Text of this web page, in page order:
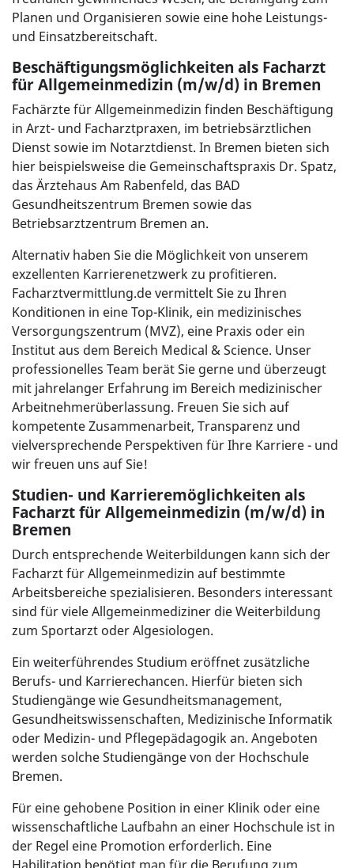
Planen und Organisieren sowie eine hohe Leistungs-
und Einsatzbereitschaft.
Beschäftigungsmöglichkeiten als Facharzt
für Allgemeinmedizin (m/w/d) in Bremen
Fachärzte für Allgemeinmedizin finden Beschäftigung
in Arzt- und Facharztpraxen, im betriebsärztlichen
Dienst sowie im Notarztdienst. In Bremen bieten sich
hier beispielsweise die Gemeinschaftspraxis Dr. Spatz,
das Ärztehaus Am Rabenfeld, das BAD
Gesundheitszentrum Bremen sowie das
Betriebsarztzentrum Bremen an.
Alternativ haben Sie die Möglichkeit von unserem
exzellenten Karrierenetzwerk zu profitieren.
Facharztvermittlung.de vermittelt Sie zu Ihren
Konditionen in eine Top-Klinik, ein medizinisches
Versorgungszentrum (MVZ), eine Praxis oder ein
Institut aus dem Bereich Medical & Science. Unser
professionelles Team berät Sie gerne und überzeugt
mit jahrelanger Erfahrung im Bereich medizinischer
Arbeitnehmerüberlassung. Freuen Sie sich auf
kompetente Zusammenarbeit, Transparenz und
vielversprechende Perspektiven für Ihre Karriere - und
wir freuen uns auf Sie!
Studien- und Karrieremöglichkeiten als
Facharzt für Allgemeinmedizin (m/w/d) in
Bremen
Durch entsprechende Weiterbildungen kann sich der
Facharzt für Allgemeinmedizin auf bestimmte
Arbeitsbereiche spezialisieren. Besonders interessant
sind für viele Allgemeinmediziner die Weiterbildung
zum Sportarzt oder Algesiologen.
Ein weiterführendes Studium eröffnet zusätzliche
Berufs- und Karrierechancen. Hierfür bieten sich
Studiengänge wie Gesundheitsmanagement,
Gesundheitswissenschaften, Medizinische Informatik
oder Medizin- und Pflegepädagogik an. Angeboten
werden solche Studiengänge von der Hochschule
Bremen.
Für eine gehobene Position in einer Klinik oder eine
wissenschaftliche Laufbahn an einer Hochschule ist in
der Regel eine Promotion erforderlich. Eine